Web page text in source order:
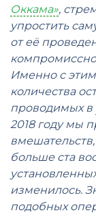
Оккама»,
упростить
от её
Именно с
количества
проводимых в
2018 году мы
больше ста
изменилось.
подобных